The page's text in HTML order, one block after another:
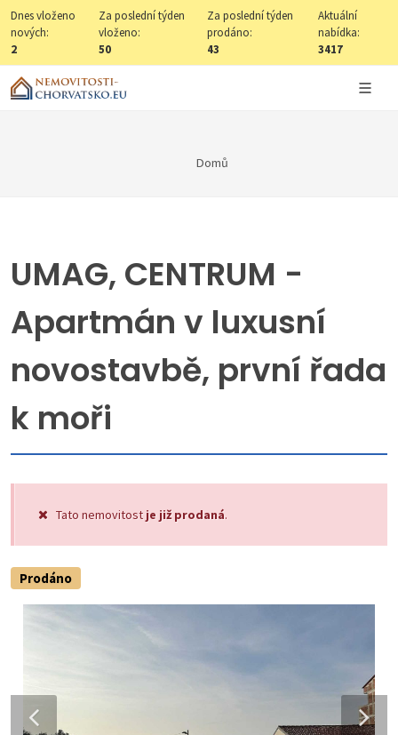
Dnes vloženo
nových:
2
Za poslední týden
vloženo:
50
Za poslední týden
prodáno:
43
Aktuální
nabídka:
3417
Domů
UMAG, CENTRUM -
Apartmán v luxusní
novostavbě, první řada
k moři
Tato nemovitost je již prodaná.
Prodáno